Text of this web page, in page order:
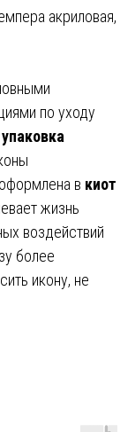
акриловая,
по уходу
в киот
жизнь
воздействий
более
икону, не